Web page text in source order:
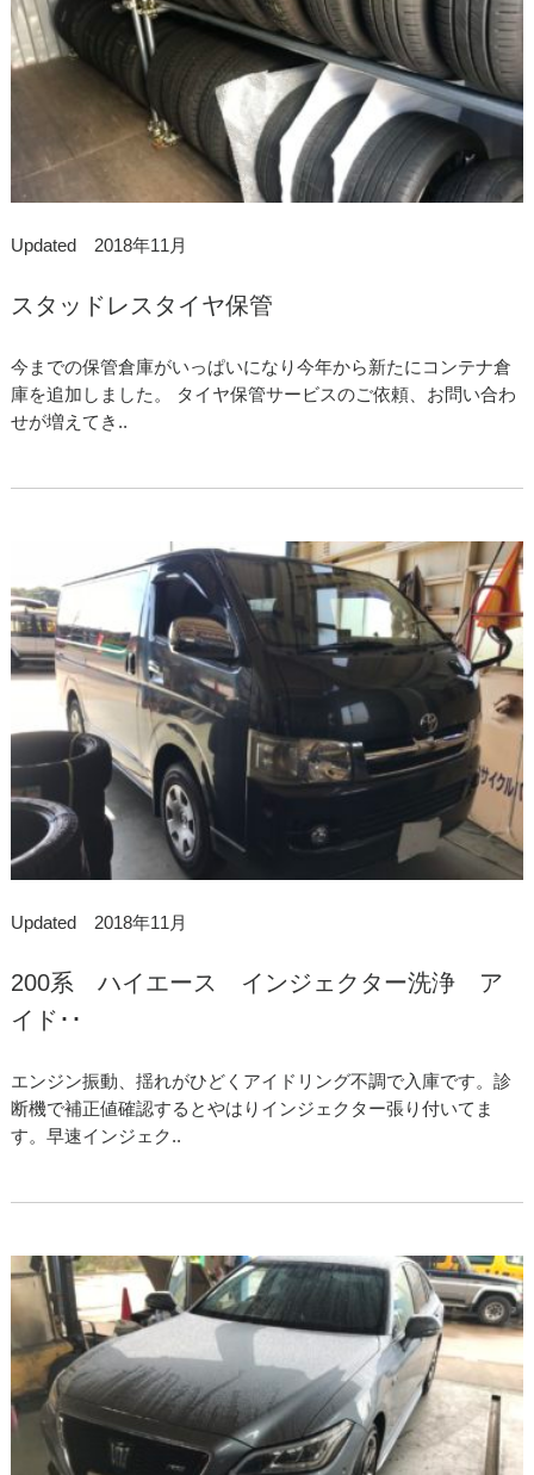
Updated 2018年11月
スタッドレスタイヤ保管
今までの保管倉庫がいっぱいになり今年から新たにコンテナ倉
庫を追加しました。 タイヤ保管サービスのご依頼、お問い合わ
せが増えてき..
Updated 2018年11月
200系 ハイエース インジェクター洗浄 ア
イド･･
エンジン振動、揺れがひどくアイドリング不調で入庫です。診
断機で補正値確認するとやはりインジェクター張り付いてま
す。早速インジェク..